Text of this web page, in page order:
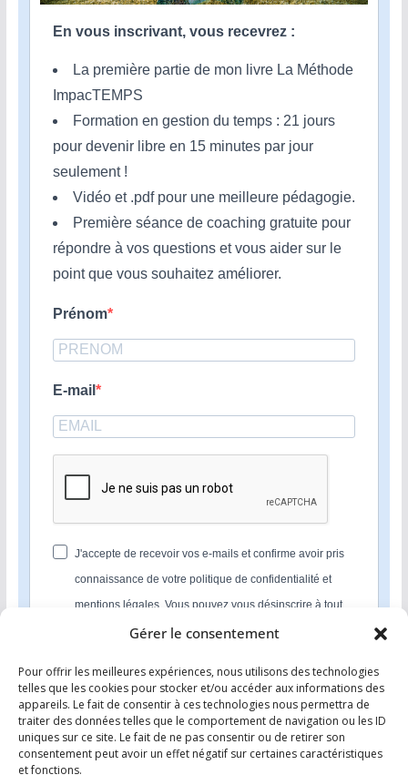
Gérer le consentement
Pour offrir les meilleures expériences, nous utilisons des technologies
telles que les cookies pour stocker et/ou accéder aux informations des
appareils. Le fait de consentir à ces technologies nous permettra de
traiter des données telles que le comportement de navigation ou les ID
uniques sur ce site. Le fait de ne pas consentir ou de retirer son
consentement peut avoir un effet négatif sur certaines caractéristiques
et fonctions.
En vous inscrivant, vous recevrez :
La première partie de mon livre La Méthode
ImpacTEMPS
Formation en gestion du temps : 21 jours
pour devenir libre en 15 minutes par jour
seulement !
Vidéo et .pdf pour une meilleure pédagogie.
Première séance de coaching gratuite pour
répondre à vos questions et vous aider sur le
point que vous souhaitez améliorer.
Prénom
E-mail
J'accepte de recevoir vos e-mails et confirme avoir pris
connaissance de votre politique de confidentialité et
mentions légales. Vous pouvez vous désinscrire à tout
moment en cliquant sur le lien présent dans nos emails.
S'INSCRIRE
Nous utilisons Sendinblue en tant que plateforme
marketing. En soumettant ce formulaire, vous
reconnaissez que les informations que vous allez fournir
seront transmises à Sendinblue en sa qualité de